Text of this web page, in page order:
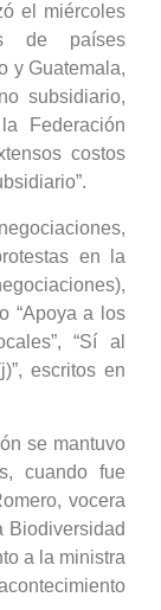
el miércoles
de países
y Guatemala,
subsidiario,
Federación
costos
en la
“Apoya a los
“Sí al
escritos en
se mantuvo
cuando fue
vocera
Biodiversidad
a la ministra